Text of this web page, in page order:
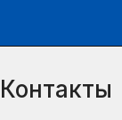
Контакты